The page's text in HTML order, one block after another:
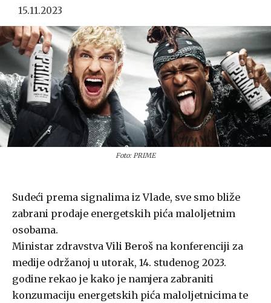
15.11.2023
Foto: PRIME
Sudeći prema signalima iz Vlade, sve smo bliže
zabrani prodaje energetskih pića maloljetnim
osobama.
Ministar zdravstvaVili Beroš na konferenciji za
medije održanoj u utorak, 14. studenog 2023.
godine rekao je kako je namjera zabraniti
konzumaciju energetskih pića maloljetnicima te